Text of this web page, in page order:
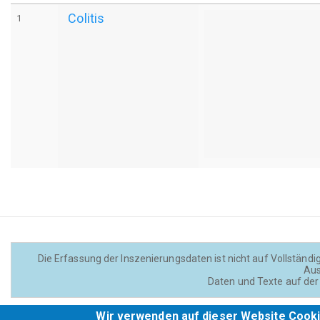
1 Colitis
Die Erfassung der Inszenierungsdaten ist nicht auf
Daten und Texte auf
Wir verwenden auf dieser Website